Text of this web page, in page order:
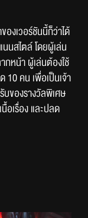
องเวอร์ชันนี้ก็ว่าได้
นสไตล์ โดยผู้เล่น
หน้า ผู้เล่นต้องใช้
10 คน เพื่อเป็นเจ้า
บของรางวัลพิเศษ
อเรื่อง และปลด